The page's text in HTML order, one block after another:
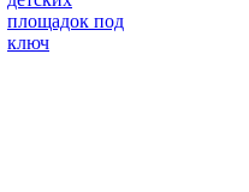
площадок под
ключ